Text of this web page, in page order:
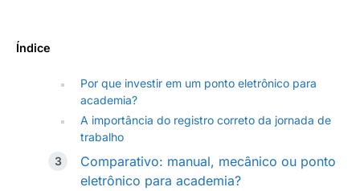
Índice
Por que investir em um ponto eletrônico para
academia?
A importância do registro correto da jornada de
trabalho
Comparativo: manual, mecânico ou ponto
eletrônico para academia?